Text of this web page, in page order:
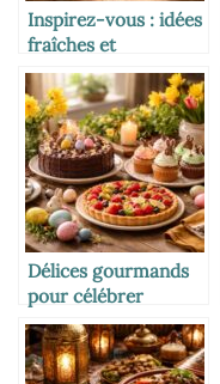
Inspirez-vous : idées
fraîches et
savoureuses de
salades froides
Délices gourmands
pour célébrer
Pâques : recettes
savoureuses à
découvrir